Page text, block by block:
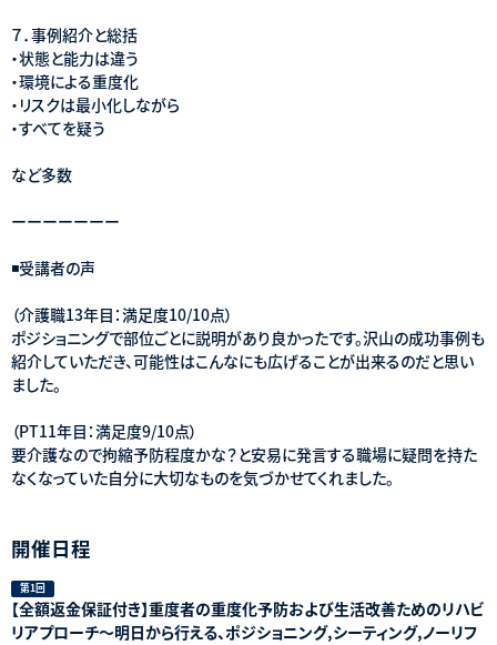
７．事例紹介と総括
・状態と能力は違う
・環境による重度化
・リスクは最小化しながら
・すべてを疑う
など多数
ーーーーーーー
◾️受講者の声
（介護職13年目：満足度10/10点）
ポジショニングで部位ごとに説明があり良かったです。沢山の成功事例も
紹介していただき、可能性はこんなにも広げることが出来るのだと思い
ました。
（PT11年目：満足度9/10点）
要介護なので拘縮予防程度かな？と安易に発言する職場に疑問を持た
なくなっていた自分に大切なものを気づかせてくれました。
開催日程
第1回
【全額返金保証付き】重度者の重度化予防および生活改善ためのリハビ
リアプローチ～明日から行える、ポジショニング,シーティング,ノーリフ